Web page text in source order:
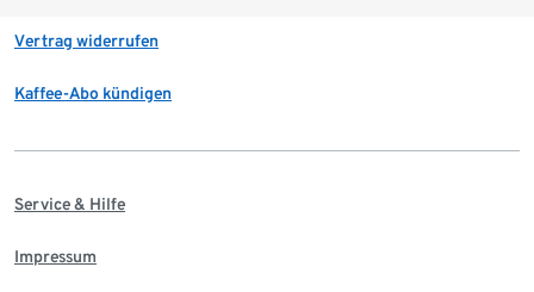
Vertrag widerrufen
Kaffee-Abo kündigen
Service & Hilfe
Impressum